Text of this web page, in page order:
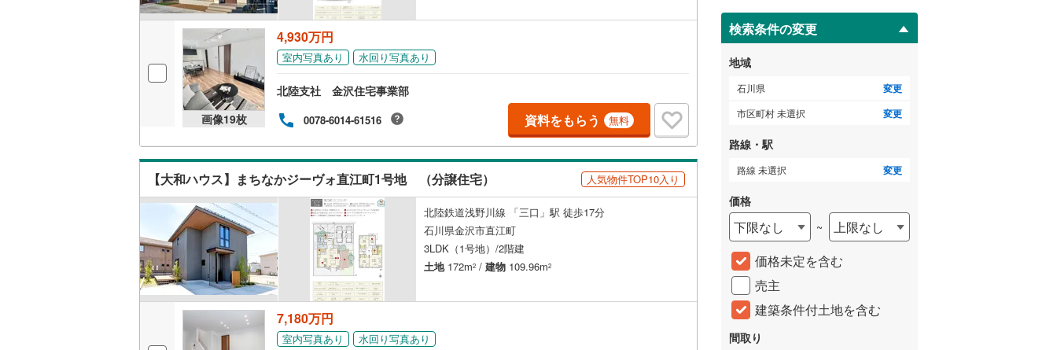
画像19枚
4,930万円
室内写真あり 水回り写真あり
北陸支社 金沢住宅事業部
0078-6014-61516 資料をもらう 無料
【大和ハウス】まちなかジーヴォ直江町1号地 （分譲住宅） 人気物件TOP10入り
北陸鉄道浅野川線 「三口」駅 徒歩17分
石川県金沢市直江町
3LDK（1号地）/2階建
土地172m2 / 建物 109.96m2
7,180万円
室内写真あり 水回り写真あり
ジ
に
保
存
す
る
検索条件の変更
地域
石川県 変更
市区町村 未選択 変更
路線・駅
路線 未選択 変更
価格
下限なし ~
上限なし
価格未定を含む
売主
建築条件付土地を含む
間取り
浴室乾燥機あり
バルコニー、庭
ウッドデッキあり（
ウォークインクローゼット
（5）
1）
販売、価格、契約、入居関連など
即入居可能（5）
オンライン対応
オンライン内見(相談)可（